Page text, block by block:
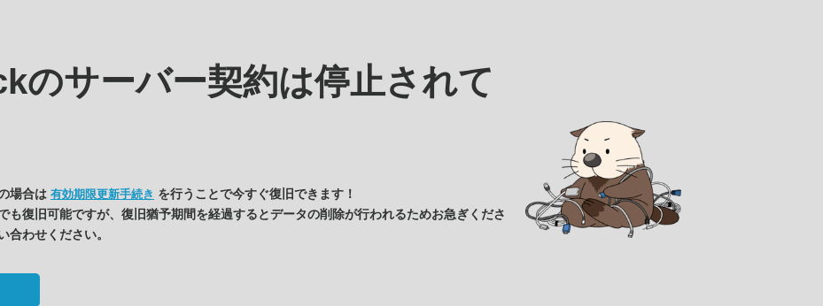
のサーバー契約は停止されて
場合は 有効期限更新手続き を行うことで今すぐ復旧できます！
も復旧可能ですが、復旧猶予期間を経過するとデータの削除が行われるためお急ぎくださ
合わせください。